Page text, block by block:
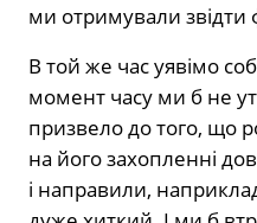
ми отримували звідти
В той же час уявімо
момент часу ми б не
призвело до того, що
на його захопленні
і направили,